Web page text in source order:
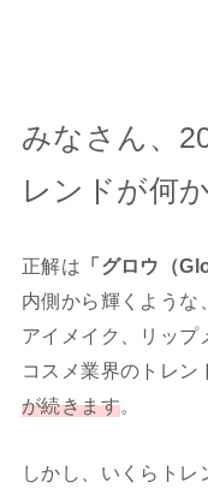
みなさん、
レンドが何
正解は 「グロウ（
内側から輝くような、
アイメイク、リップ
コスメ業界のトレン
が続きます。
しかし、いくらトレ